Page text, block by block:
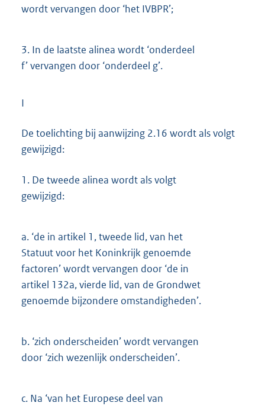
wordt vervangen door ‘het IVBPR’;
3. In de laatste alinea wordt ‘onderdeel
f’ vervangen door ‘onderdeel g’.
I
De toelichting bij aanwijzing 2.16 wordt als volgt
gewijzigd:
1. De tweede alinea wordt als volgt
gewijzigd:
a. ‘de in artikel 1, tweede lid, van het
Statuut voor het Koninkrijk genoemde
factoren’ wordt vervangen door ‘de in
artikel 132a, vierde lid, van de Grondwet
genoemde bijzondere omstandigheden’.
b. ‘zich onderscheiden’ wordt vervangen
door ‘zich wezenlijk onderscheiden’.
c. Na ‘van het Europese deel van